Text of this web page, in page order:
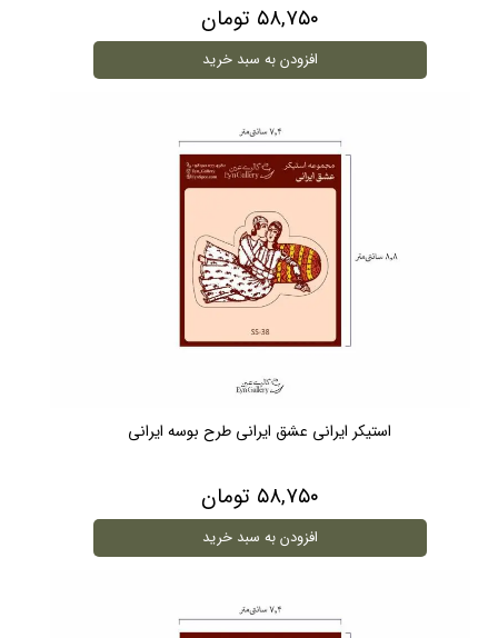
۵۸,۷۵۰ تومان
افزودن به سبد خرید
استیکر ایرانی عشق ایرانی طرح بوسه ایرانی
۵۸,۷۵۰ تومان
افزودن به سبد خرید